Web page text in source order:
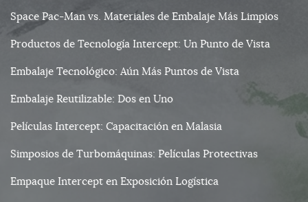
Space Pac-Man vs. Materiales de Embalaje Más Limpios
Productos de Tecnología Intercept: Un Punto de Vista
Embalaje Tecnológico: Aún Más Puntos de Vista
Embalaje Reutilizable: Dos en Uno
Películas Intercept: Capacitación en Malasia
Simposios de Turbomáquinas: Películas Protectivas
Empaque Intercept en Exposición Logística